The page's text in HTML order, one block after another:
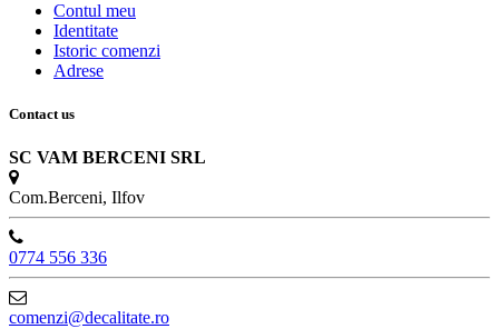
Contul meu
Identitate
Istoric comenzi
Adrese
Contact us
SC VAM BERCENI SRL
Com.Berceni, Ilfov
0774 556 336
comenzi@decalitate.ro